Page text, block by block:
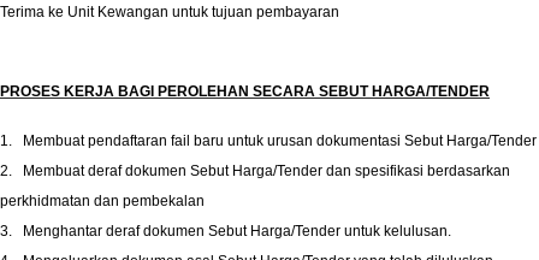
Terima ke Unit Kewangan untuk tujuan pembayaran
PROSES KERJA BAGI PEROLEHAN SECARA SEBUT HARGA/TENDER
1.
Membuat pendaftaran fail baru untuk urusan dokumentasi Sebut Harga/Tender
2.
Membuat deraf dokumen Sebut Harga/Tender dan spesifikasi berdasarkan
perkhidmatan dan pembekalan
3.
Menghantar deraf dokumen Sebut Harga/Tender untuk kelulusan.